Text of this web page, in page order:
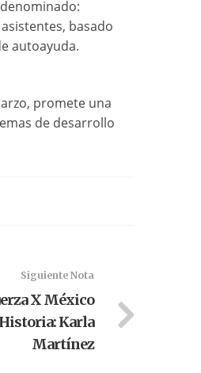
basado
autoayuda.
promete una
de desarrollo
Siguiente Nota
X México
Karla
Martínez